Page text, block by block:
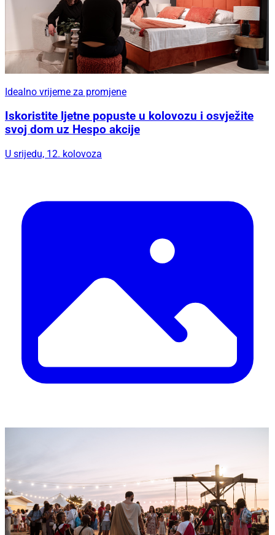
Idealno vrijeme za promjene
Iskoristite ljetne popuste u kolovozu i osvježite
svoj dom uz Hespo akcije
U srijedu, 12. kolovoza